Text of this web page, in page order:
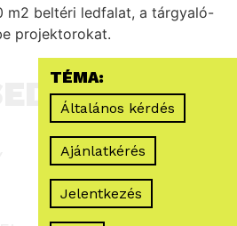
m2 beltéri ledfalat, a tárgyaló-
projektorokat.
TÉMA:
Általános kérdés
Ajánlatkérés
Jelentkezés